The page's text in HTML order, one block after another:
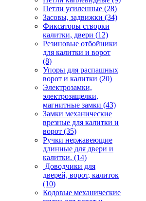
Петли усиленные (28)
Засовы, задвижки (34)
Фиксаторы створки
калитки, двери (12)
Резиновые отбойники
для калитки и ворот
(8)
Упоры для распашных
ворот и калитки (20)
Электрозамки,
электрозащелки,
магнитные замки (43)
Замки механические
врезные для калитки и
ворот (35)
Ручки нержавеющие
длинные для двери и
калитки. (14)
Доводчики для
дверей, ворот, калиток
(10)
Кодовые механические